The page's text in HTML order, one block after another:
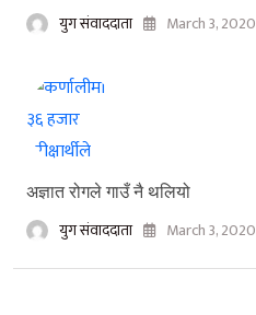
युग संवाददाता March 3,
अज्ञात रोगले गाउँ नै थलियो
युग संवाददाता March 3,